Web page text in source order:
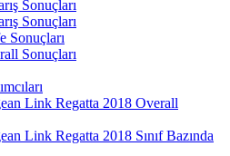
Sonuçları
Sonuçları
Sonuçları
Sonuçları
Link Regatta 2018 Overall
Link Regatta 2018 Sınıf Bazında